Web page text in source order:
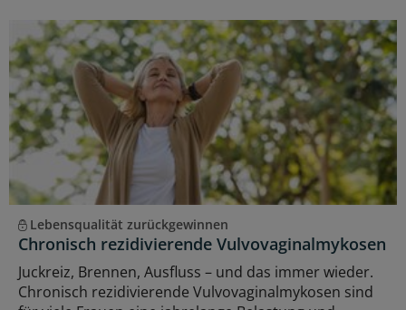
Lebensqualität zurückgewinnen
Chronisch rezidivierende Vulvovaginalmykosen
Juckreiz, Brennen, Ausfluss – und das immer wieder.
Chronisch rezidivierende Vulvovaginalmykosen sind